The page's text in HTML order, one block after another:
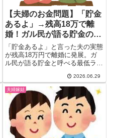
【夫婦のお金問題】「貯金
あるよ」→残高18万で離
婚！ガル民が語る貯金の最
低ラインと金銭感覚リアル
「貯金あるよ」と言った夫の実態
が残高18万円で離婚に発展。ガ
ル民が語る貯金と呼べる最低ライ
金ゼロ夫と結婚した体験談、金銭
感覚が合わない夫婦の末路まで。
結婚前に知っておきたいお金の本
音20選。
2026.06.29
夫婦嫁姑